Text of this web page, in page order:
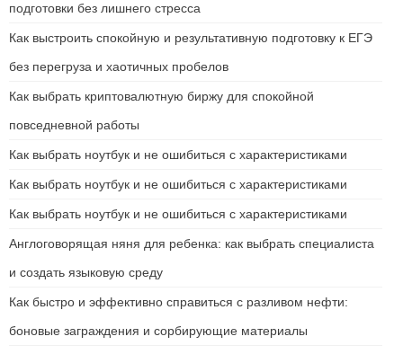
подготовки без лишнего стресса
Как выстроить спокойную и результативную подготовку к ЕГЭ
без перегруза и хаотичных пробелов
Как выбрать криптовалютную биржу для спокойной
повседневной работы
Как выбрать ноутбук и не ошибиться с характеристиками
Как выбрать ноутбук и не ошибиться с характеристиками
Как выбрать ноутбук и не ошибиться с характеристиками
Англоговорящая няня для ребенка: как выбрать специалиста
и создать языковую среду
Как быстро и эффективно справиться с разливом нефти:
боновые заграждения и сорбирующие материалы